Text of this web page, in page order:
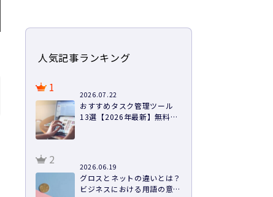
人気記事ランキング
1
2026.07.22
おすすめタスク管理ツール
13選【2026年最新】無料あ
2
2026.06.19
グロスとネットの違いとは？
ビジネスにおける用語の意味